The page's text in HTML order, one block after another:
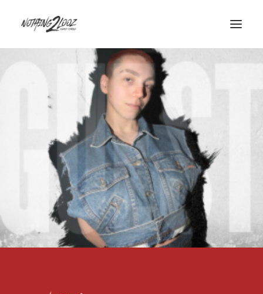
LE CONCEPT
QUALIFIERS
HISTORY
INFOS/CONTACT
PARTENAIRES